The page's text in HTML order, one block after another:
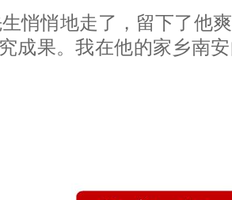
悄悄地走了，留下了他
成果。我在他的家乡南